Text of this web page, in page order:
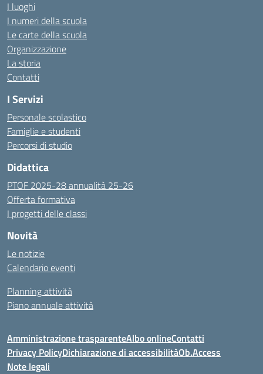
I luoghi
I numeri della scuola
Le carte della scuola
Organizzazione
La storia
Contatti
I Servizi
Personale scolastico
Famiglie e studenti
Percorsi di studio
Didattica
PTOF 2025-28 annualità 25-26
Offerta formativa
I progetti delle classi
Novità
Le notizie
Calendario eventi
Planning attività
Piano annuale attività
Amministrazione trasparenteAlbo onlineContatti
Privacy PolicyDichiarazione di accessibilitàOb.Access
Note legali